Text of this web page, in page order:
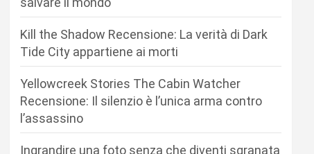
Kill the Shadow Recensione: La verità di Dark
Tide City appartiene ai morti
Yellowcreek Stories The Cabin Watcher
Recensione: Il silenzio è l’unica arma contro
l’assassino
Ingrandire una foto senza che diventi sgranata